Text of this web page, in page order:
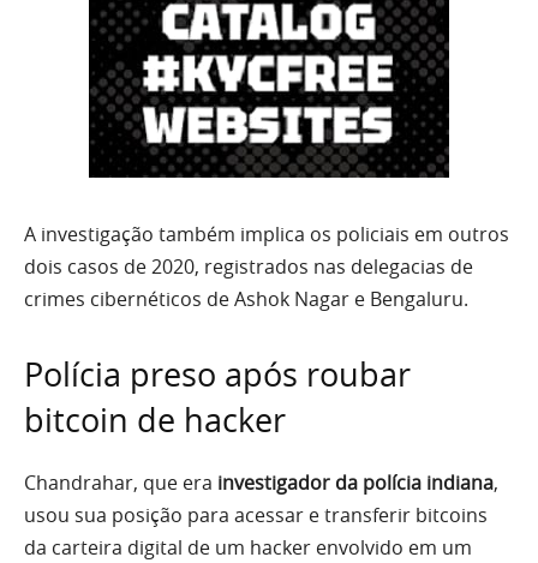
A investigação também implica os policiais em outros
dois casos de 2020, registrados nas delegacias de
crimes cibernéticos de Ashok Nagar e Bengaluru.
Polícia preso após roubar
bitcoin de hacker
Chandrahar, que era investigador da polícia indiana,
usou sua posição para acessar e transferir bitcoins
da carteira digital de um hacker envolvido em um